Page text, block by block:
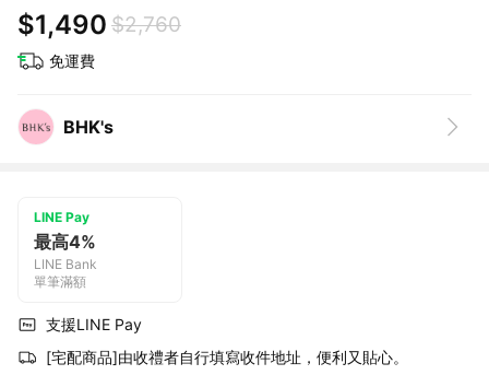
$1,490 $2,760
免運費
BHK's
LINE Pay
最高4%
LINE Bank
單筆滿額
支援LINE Pay
[宅配商品]由收禮者自行填寫收件地址，便利又貼心。